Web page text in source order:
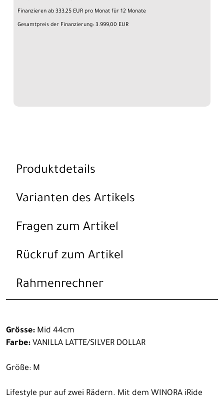
Finanzieren ab 333,25 EUR pro Monat für 12 Monate
Gesamtpreis der Finanzierung: 3.999,00 EUR
Produktdetails
Varianten des Artikels
Fragen zum Artikel
Rückruf zum Artikel
Rahmenrechner
Grösse: Mid 44cm
Farbe: VANILLA LATTE/SILVER DOLLAR
Größe: M
Lifestyle pur auf zwei Rädern. Mit dem WINORA iRide